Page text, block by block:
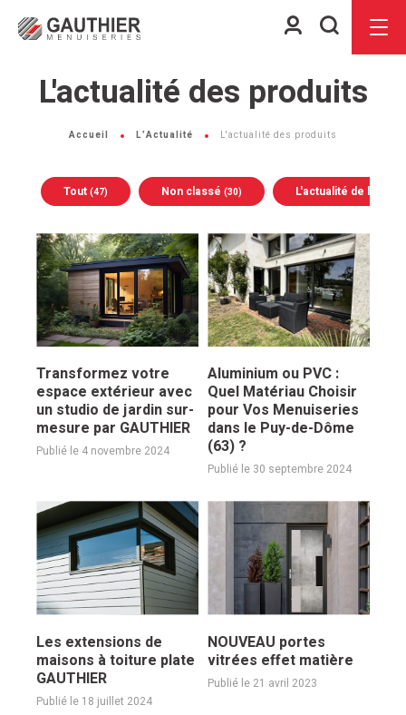
Espace
Menu
L'actualité des produits
Accueil L’Actualité L'actualité des produits
Tout (47) Non classé (30) L'actualité de la
Transformez votre
espace extérieur avec
un studio de jardin sur-
mesure par GAUTHIER
Publié le 4 novembre 2024
Aluminium ou PVC :
Quel Matériau Choisir
pour Vos Menuiseries
dans le Puy-de-Dôme
(63) ?
Publié le 30 septembre 2024
Les extensions de
maisons à toiture plate
GAUTHIER
Publié le 18 juillet 2024
NOUVEAU portes
vitrées effet matière
Publié le 21 avril 2023